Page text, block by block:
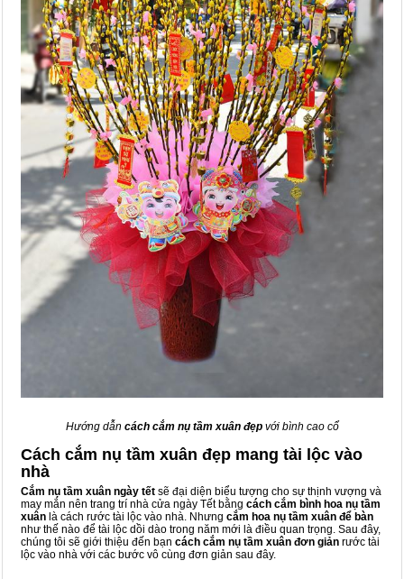
Hướng dẫn cách cắm nụ tầm xuân đẹpvới bình cao cổ
Cách cắm nụ tầm xuân đẹp mang tài lộc vào
nhà
Cắm nụ tầm xuân ngày tết sẽ đại diện biểu tượng cho sự thịnh vượng và
may mắn nên trang trí nhà cửa ngày Tết bằng cách cắm bình hoa nụ tầm
xuân là cách rước tài lộc vào nhà. Nhưng cắm hoa nụ tầm xuân để bàn
như thế nào để tài lộc dồi dào trong năm mới là điều quan trọng. Sau đây,
chúng tôi sẽ giới thiệu đến bạn cách cắm nụ tầm xuân đơn giản rước tài
lộc vào nhà với các bước vô cùng đơn giản sau đây.